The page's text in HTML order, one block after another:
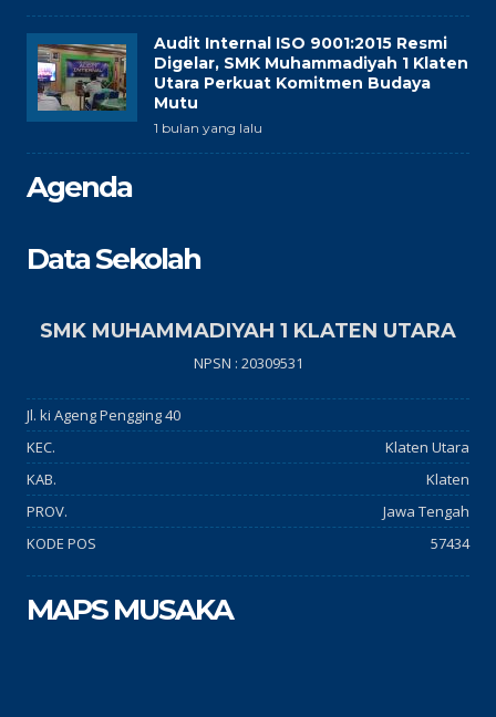
Audit Internal ISO 9001:2015 Resmi
Digelar, SMK Muhammadiyah 1 Klaten
Utara Perkuat Komitmen Budaya
Mutu
1 bulan yang lalu
Agenda
Data Sekolah
SMK MUHAMMADIYAH 1 KLATEN UTARA
NPSN : 20309531
Jl. ki Ageng Pengging 40
KEC.
Klaten Utara
KAB.
Klaten
PROV.
Jawa Tengah
KODE POS
57434
MAPS MUSAKA